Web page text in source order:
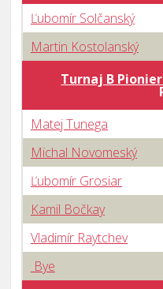
Ľubomír Solčanský
Martin Kostolanský
Turnaj B
Matej Tunega
Michal Novomeský
Ľubomír Grosiar
Kamil Bočkay
Vladimír Raytchev
Bye